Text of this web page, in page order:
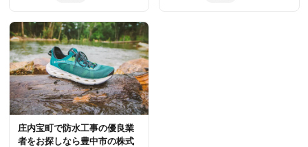
庄内宝町で防水工事の優良業
者をお探しなら豊中市の株式